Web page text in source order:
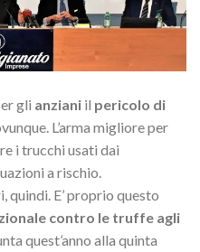
gli anziani il pericolo di
L’arma migliore per
i trucchi usati dai
a rischio.
quindi. E’ proprio questo
contro le truffe agli
quest’anno alla quinta